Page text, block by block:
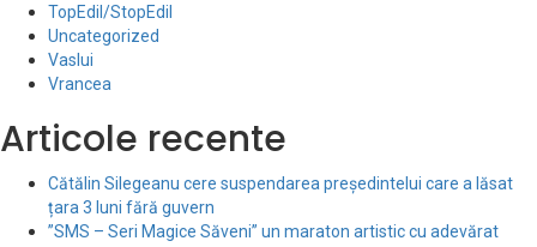
TopEdil/StopEdil
Uncategorized
Vaslui
Vrancea
Articole recente
Cătălin Silegeanu cere suspendarea președintelui care a lăsat
țara 3 luni fără guvern
”SMS – Seri Magice Săveni” un maraton artistic cu adevărat